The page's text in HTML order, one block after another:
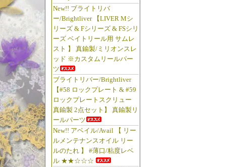
New!! ブライトリバ
ー/Brightliver 【LIVER Mシ
リーズ & Fシリーズ & FSシリ
ーズ ベイトリール用 サムレ
スト 】 真鍮製/ミリオンスレ
ッド ※カスタムリールパー
ツ
ブライトリバー/Brightliver
【#58 ロックプレート & #59
ロックプレートスクリュー
真鍮製 2点セット】 真鍮製リ
ールパーツ
New!! アベイル/Avail 【 リー
ルメンテナンスオイル リー
ルのたれ 】 #薄口/粘度レベ
ル ★★☆☆☆